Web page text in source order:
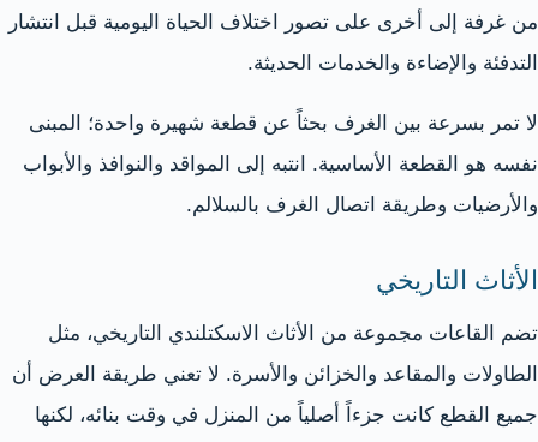
من غرفة إلى أخرى على تصور اختلاف الحياة اليومية قبل انتشار
التدفئة والإضاءة والخدمات الحديثة.
لا تمر بسرعة بين الغرف بحثاً عن قطعة شهيرة واحدة؛ المبنى
نفسه هو القطعة الأساسية. انتبه إلى المواقد والنوافذ والأبواب
والأرضيات وطريقة اتصال الغرف بالسلالم.
الأثاث التاريخي
تضم القاعات مجموعة من الأثاث الاسكتلندي التاريخي، مثل
الطاولات والمقاعد والخزائن والأسرة. لا تعني طريقة العرض أن
جميع القطع كانت جزءاً أصلياً من المنزل في وقت بنائه، لكنها